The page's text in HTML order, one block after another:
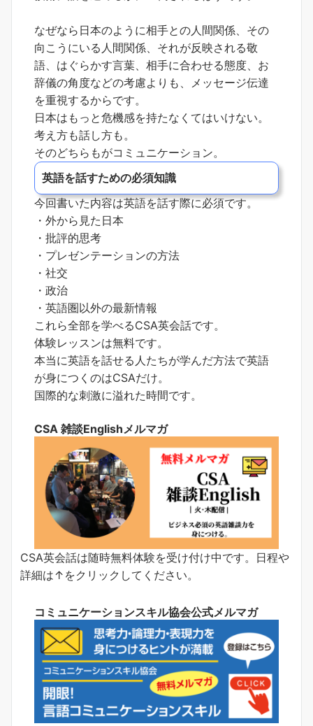
なぜなら日本のように相手との人間関係、その
向こうにいる人間関係、それが反映される敬
語、はぐらかす言葉、相手に合わせる態度、お
辞儀の角度などの考慮よりも、メッセージ伝達
を重視するからです。
日本はもっと危機感を持たなくてはいけない。
考え方も話し方も。
そのどちらもがコミュニケーション。
英語を話すための必須知識
今回書いた内容は英語を話す際に必須です。
・外から見た日本
・批評的思考
・プレゼンテーションの方法
・社交
・政治
・英語圏以外の最新情報
これら全部を学べるCSA英会話です。
体験レッスンは無料です。
本当に英語を話せる人たちが学んだ方法で英語
が身につくのはCSAだけ。
国際的な刺激に溢れた時間です。
CSA 雑談Englishメルマガ
CSA英会話は随時無料体験を受け付け中です。日程や
詳細は↑をクリックしてください。
コミュニケーションスキル協会公式メルマガ